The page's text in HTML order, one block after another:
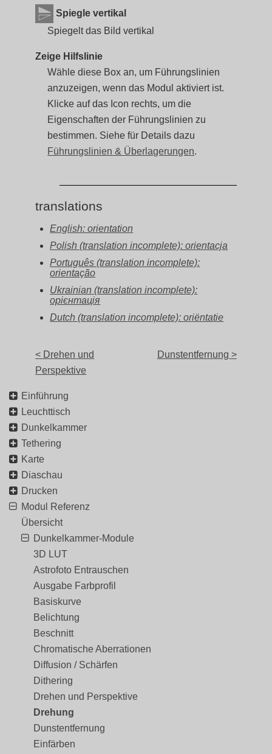
Spiegle vertikal
Spiegelt das Bild vertikal
Zeige Hilfslinie
Wähle diese Box an, um Führungslinien
anzuzeigen, wenn das Modul aktiviert ist.
Klicke auf das Icon rechts, um die
Eigenschaften der Führungslinien zu
bestimmen. Siehe für Details dazu
Führungslinien & Überlagerungen.
translations
English: orientation
Polish (translation incomplete): orientacja
Português (translation incomplete):
orientação
Ukrainian (translation incomplete):
орієнтація
Dutch (translation incomplete): oriëntatie
< Drehen und
Perspektive
Dunstentfernung >
Einführung
Leuchttisch
Dunkelkammer
Tethering
Karte
Diaschau
Drucken
Modul Referenz
Übersicht
Dunkelkammer-Module
3D LUT
Astrofoto Entrauschen
Ausgabe Farbprofil
Basiskurve
Belichtung
Beschnitt
Chromatische Aberrationen
Diffusion / Schärfen
Dithering
Drehen und Perspektive
Drehung
Dunstentfernung
Einfärben